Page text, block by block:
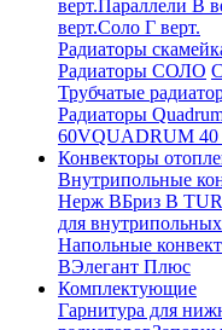
верт.Параллели В
верт.Соло Г верт.
Радиаторы
Радиаторы СОЛО
Трубчатые
Радиаторы
60VQUADRUM 40
Конвекторы
Внутрипольные
Нерж ВБриз В
для
Напольные
ВЭлегант Плюс
Комплектующие
Гарнитура для